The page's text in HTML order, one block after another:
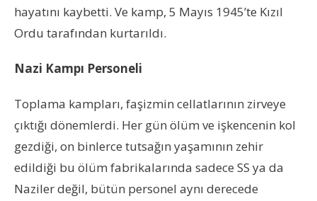
hayatını kaybetti. Ve kamp, 5 Mayıs 1945’te Kızıl
Ordu tarafından kurtarıldı.
Nazi Kampı Personeli
Toplama kampları, faşizmin cellatlarının zirveye
çıktığı dönemlerdi. Her gün ölüm ve işkencenin kol
gezdiği, on binlerce tutsağın yaşamının zehir
edildiği bu ölüm fabrikalarında sadece SS ya da
Naziler değil, bütün personel aynı derecede